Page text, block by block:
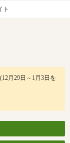
ト
月29日～1月3日を